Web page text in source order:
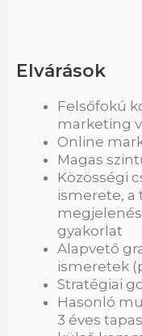
Elvárások
Felsőfokú
marketing
Online
Magas
Közösségi
ismerete, a
gyakorlat
Alapvető
ismeretek
Stratégiai
Hasonló
3 éves